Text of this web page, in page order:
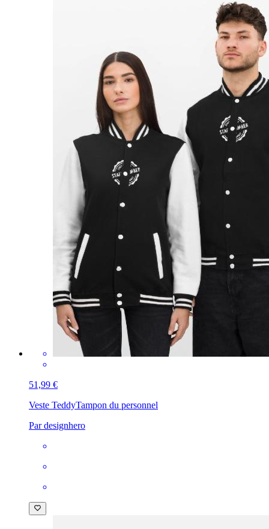
51,99 €
Veste TeddyTampon du personnel
Par designhero